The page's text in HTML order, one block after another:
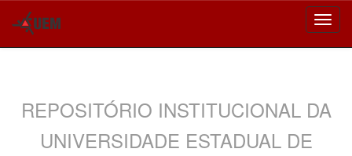
REPOSITÓRIO INSTITUCIONAL DA
UNIVERSIDADE ESTADUAL DE